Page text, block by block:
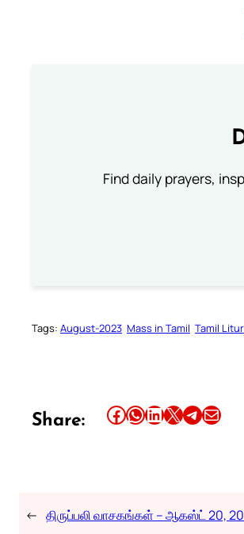
Find daily prayers,
Tags: August-2023 Mass in Tamil Tamil
Share: Share this article on Facebook Share this article on WhatsApp Share this article on LinkedIn Share this article on X Share this article on TelegramEmail this Article
← திருப்பலி வாசகங்கள் – ஆகஸ்ட் 20,